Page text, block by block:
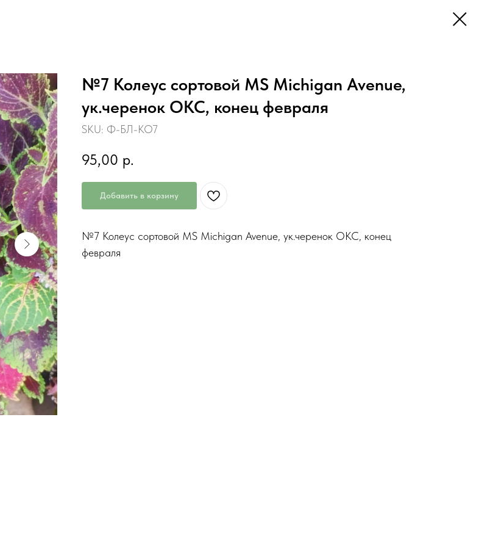
№7 Колеус сортовой MS Michigan Avenue,
ук.черенок ОКС, конец февраля
SKU: Ф-БЛ-КО7
95,00 р.
Добавить в корзину
№7 Колеус сортовой MS Michigan Avenue, ук.черенок ОКС, конец
февраля